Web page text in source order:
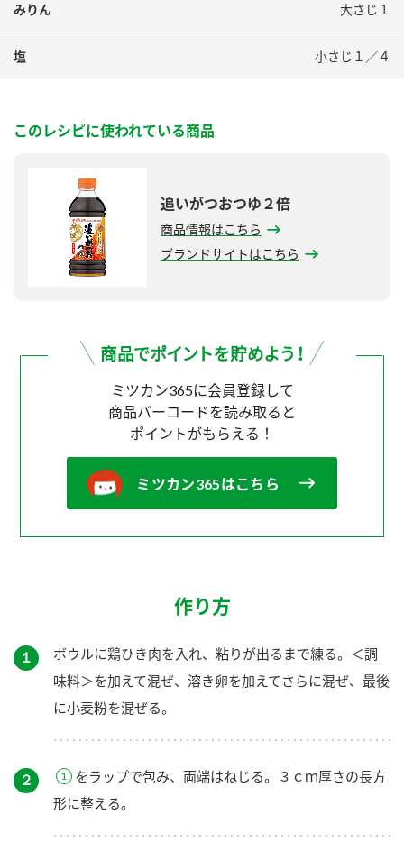
みりん 大さじ１
塩 小さじ１／４
このレシピに使われている商品
追いがつおつゆ２倍
商品情報はこちら
ブランドサイトはこちら
ミツカン365に会員登録して
商品バーコードを読み取ると
ポイントがもらえる！
ミツカン365はこちら
作り方
１
ボウルに鶏ひき肉を入れ、粘りが出るまで練る。＜調
味料＞を加えて混ぜ、溶き卵を加えてさらに混ぜ、最後
に小麦粉を混ぜる。
２
をラップで包み、両端はねじる。３ｃｍ厚さの長方
形に整える。